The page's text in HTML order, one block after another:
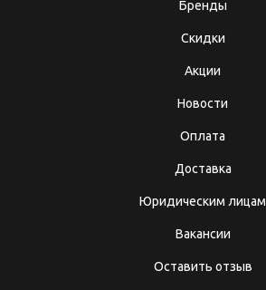
Бренды
Скидки
Акции
Новости
Оплата
Доставка
Юридическим лицам
Вакансии
Оставить отзыв